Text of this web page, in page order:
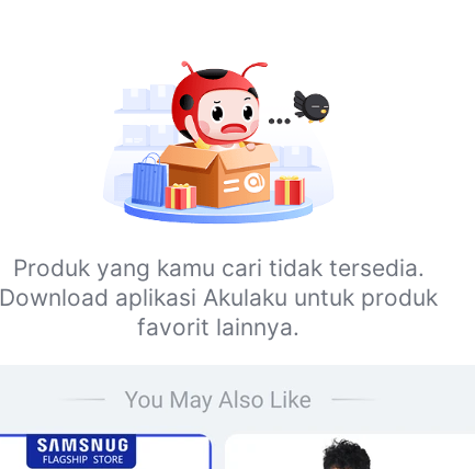
Produk yang kamu cari tidak tersedia.
Download aplikasi Akulaku untuk produk
favorit lainnya.